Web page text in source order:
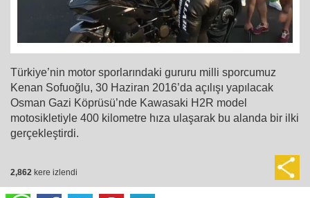
Türkiye’nin motor sporlarındaki gururu milli sporcumuz
Kenan Sofuoğlu, 30 Haziran 2016’da açılışı yapılacak
Osman Gazi Köprüsü’nde Kawasaki H2R model
motosikletiyle 400 kilometre hıza ulaşarak bu alanda bir ilki
gerçekleştirdi.
2,862 kere izlendi